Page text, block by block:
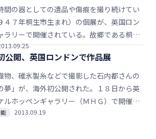
ー映画「フリーダ・カーロの遺品―石内
８９分）が８日から、東京・渋谷のシアタ
ラムで公開される。初日午後１時からと午
に、石内さんと小谷忠典監督が舞台あいさ
次上映の予定だ。
の器としての遺品や傷痕を撮り続けてい
４７年桐生市生まれ）の個展が、英国ロン
ラリーで開催されている。故郷である桐生
担った絹産業と自身の半生の記憶とを交錯
シリーズ「絹の夢」をはじめ、写真家とし
３部作、被爆した人々が遺した衣類などの
３階全フロアに展示。会場を移しての講演
勢の人たちが集まった。（ 蓑崎昭子記者
公開、英国ロンドンで作品展
、碓氷製糸などで撮影した石内都さんの
夢」が、海外初公開された。１８日から英
ルホッペンギャラリー（ＭＨＧ）で開催さ
、３階全フロアを使って初期３部作や「ひ
2013.09.19